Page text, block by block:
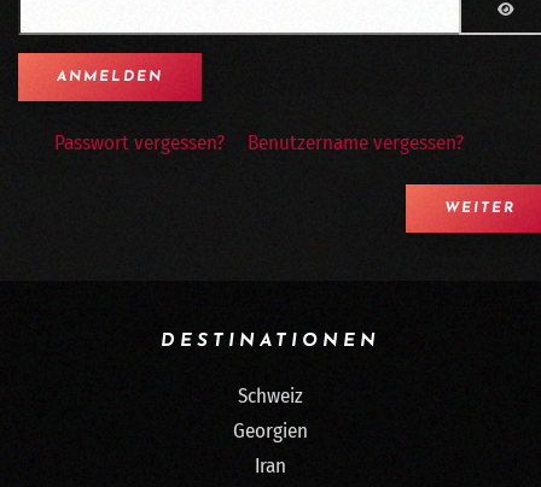
Passwort vergessen? Benutzername vergessen?
WEITER
DESTINATIONEN
Schweiz
Georgien
Iran